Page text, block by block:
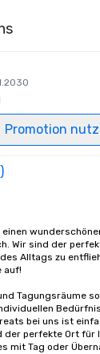
Promotion
Wir sind der
Alltags zu
auf!
Tagungsräume
bei uns ist
der perfekte Ort für
mit Tag oder